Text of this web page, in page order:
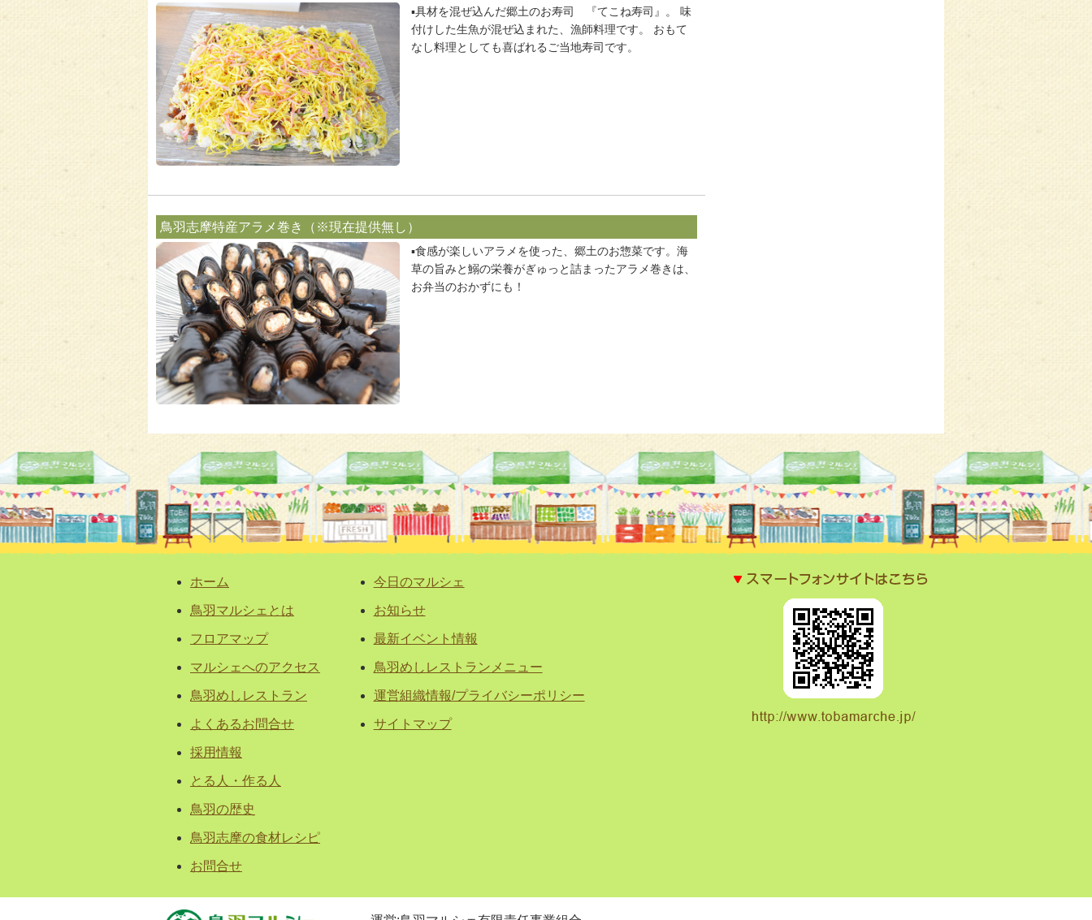
▪️具材を混ぜ込んだ郷土のお寿司 『てこね寿司』。 味
付けした生魚が混ぜ込まれた、漁師料理です。 おもて
なし料理としても喜ばれるご当地寿司です。
鳥羽志摩特産アラメ巻き（※現在提供無し）
▪️食感が楽しいアラメを使った、郷土のお惣菜です。海
草の旨みと鰯の栄養がぎゅっと詰まったアラメ巻きは、
お弁当のおかずにも！
ホーム
鳥羽マルシェとは
フロアマップ
マルシェへのアクセス
鳥羽めしレストラン
よくあるお問合せ
採用情報
とる人・作る人
鳥羽の歴史
鳥羽志摩の食材レシピ
お問合せ
今日のマルシェ
お知らせ
最新イベント情報
鳥羽めしレストランメニュー
運営組織情報/プライバシーポリシー
サイトマップ